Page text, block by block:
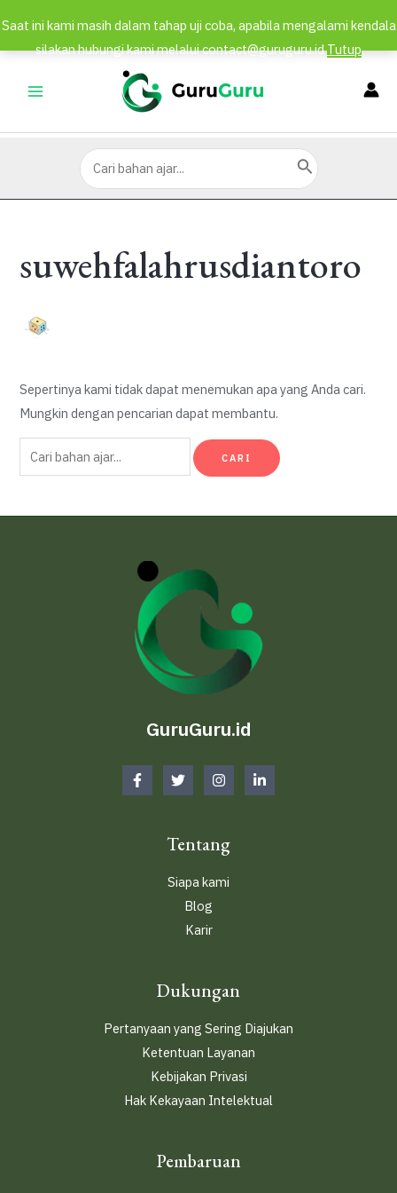
MENU
Search
for:
suwehfalahrusdiantoro
Sepertinya kami tidak dapat menemukan apa yang Anda cari.
Mungkin dengan pencarian dapat membantu.
Cari
untuk:
GuruGuru.id
Tentang
Siapa kami
Blog
Karir
Dukungan
Pertanyaan yang Sering Diajukan
Ketentuan Layanan
Kebijakan Privasi
Hak Kekayaan Intelektual
Pembaruan
Saat ini kami masih dalam tahap uji coba, apabila mengalami kendala
silakan hubungi kami melalui contact@guruguru.idTutup